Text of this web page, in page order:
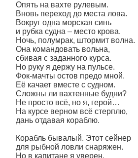
Опять на вахте рулевым.
Вновь переход до места лова.
Вокруг одна морская синь
и рубка судна – место крова.
Ночь, полумрак, штормит волна.
Она командовать вольна,
сбивая с заданного курса.
Но руку я держу на пульсе.
Фок-мачты остов предо мной.
Её качает вместе с судном.
Сложны ли вахтенные будни?
Не просто всё, но я, герой…
На курсе верном всё стерплю,
дань отдавая кораблю.
Корабль бывалый. Этот сейнер
для рыбной ловли снаряжен.
Но в капитане я уверен,